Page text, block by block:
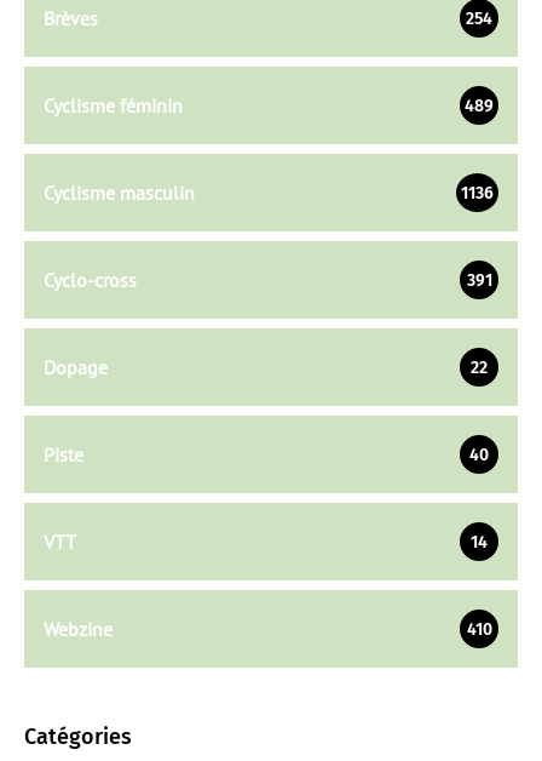
Brèves 254
Cyclisme féminin 489
Cyclisme masculin 1136
Cyclo-cross 391
Dopage 22
Piste 40
VTT 14
Webzine 410
Catégories